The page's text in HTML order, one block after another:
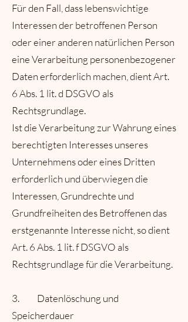
Für den Fall, dass lebenswichtige
Interessen der betroffenen Person
oder einer anderen natürlichen Person
eine Verarbeitung personenbezogener
Daten erforderlich machen, dient Art.
6 Abs. 1 lit. d DSGVO als
Rechtsgrundlage.
Ist die Verarbeitung zur Wahrung eines
berechtigten Interesses unseres
Unternehmens oder eines Dritten
erforderlich und überwiegen die
Interessen, Grundrechte und
Grundfreiheiten des Betroffenen das
erstgenannte Interesse nicht, so dient
Art. 6 Abs. 1 lit. f DSGVO als
Rechtsgrundlage für die Verarbeitung.
3. Datenlöschung und
Speicherdauer